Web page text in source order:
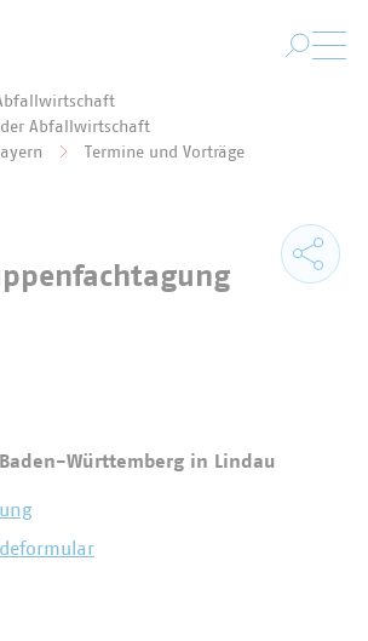
der Abfallwirtschaft
Termine und Vorträge
Baden-Württemberg in Lindau